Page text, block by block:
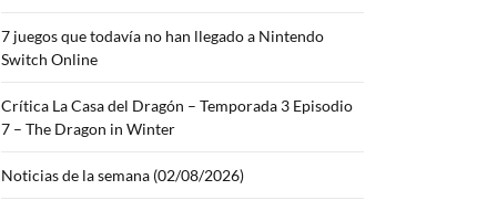
7 juegos que todavía no han llegado a Nintendo
Switch Online
Crítica La Casa del Dragón – Temporada 3 Episodio
7 – The Dragon in Winter
Noticias de la semana (02/08/2026)